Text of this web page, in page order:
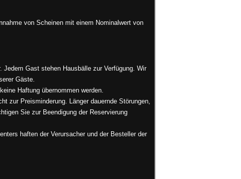
von Scheinen mit einem Nominalwert von
Jedem Gast stehen Hausbälle zur Verfügung. Wir
Gäste.
Haftung übernommen werden.
zur Preisminderung. Länger dauernde Störungen,
Sie zur Beendigung der Reservierung
haften der Verursacher und der Besteller der